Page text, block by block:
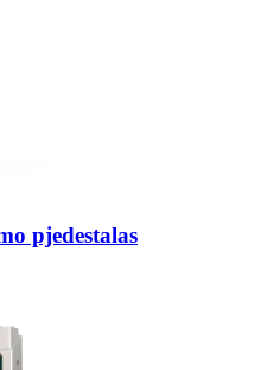
pjedestalas